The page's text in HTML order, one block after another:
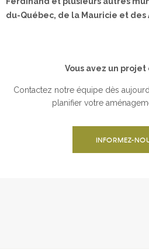
du-Québec, de la Mauricie et des
Vous avez un
Contactez notre équipe dès
planifier votre
INFORMEZ-